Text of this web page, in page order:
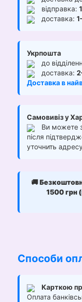
відправка:
доставка:
Укрпошта
до
доставка:
Доставка в
Самовивіз у
Ви можете
після
уточнить
🚚
1500 грн
Способи
Карткою
Оплата